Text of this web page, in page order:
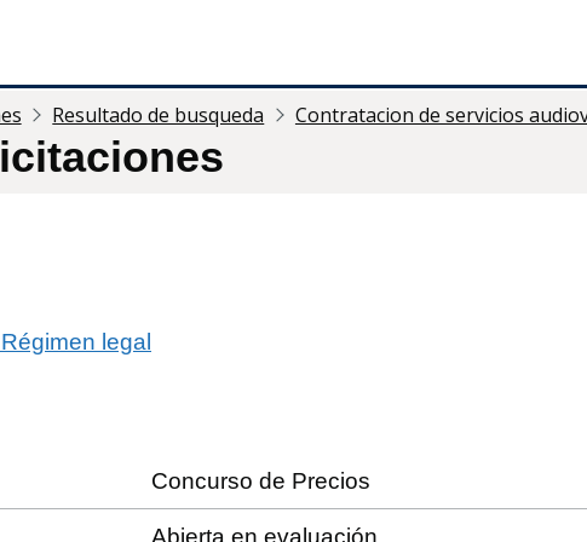
Resultado de busqueda Contratacion de servicios
legal
Concurso de Precios
Abierta en evaluación